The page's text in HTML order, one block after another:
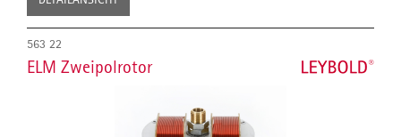
563 22
ELM Zweipolrotor